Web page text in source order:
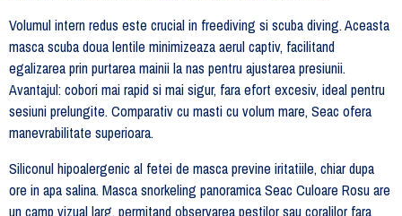
Volumul intern redus este crucial in freediving si scuba diving. Aceasta
masca scuba doua lentile minimizeaza aerul captiv, facilitand
egalizarea prin purtarea mainii la nas pentru ajustarea presiunii.
Avantajul: cobori mai rapid si mai sigur, fara efort excesiv, ideal pentru
sesiuni prelungite. Comparativ cu masti cu volum mare, Seac ofera
manevrabilitate superioara.
Siliconul hipoalergenic al fetei de masca previne iritatiile, chiar dupa
ore in apa salina. Masca snorkeling panoramica Seac Culoare Rosu are
un camp vizual larg, permitand observarea pestilor sau coralilor fara